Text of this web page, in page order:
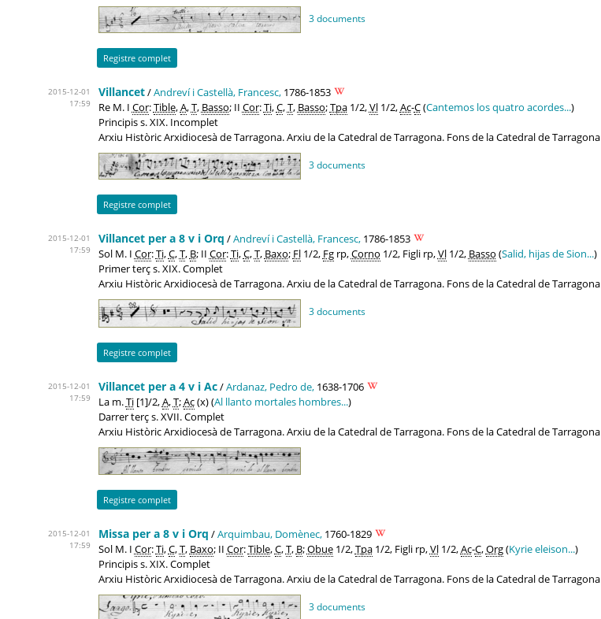
3 documents
Registre complet
2015-12-01
17:59
Villancet/Andreví i Castellà, Francesc,1786-1853
Re M. I Cor:Tible,A,T, Basso; II Cor:Ti,C,T, Basso;Tpa1/2,Vl1/2,Ac-C(Cantemos los quatro acordes...)
Principis s. XIX. Incomplet
Arxiu Històric Arxidiocesà de Tarragona. Arxiu de la Catedral de Tarragona. Fons de la Catedral de Tarragona
3 documents
Registre complet
2015-12-01
17:59
Villancet per a 8 v i Orq /Andreví i Castellà, Francesc,1786-1853
Sol M. I Cor:Ti,C,T, B; II Cor:Ti,C,T, Baxo; Fl1/2, Fgrp,Corno 1/2, Figli rp,Vl1/2, Basso (Salid, hijas de Sion...)
Primer terç s. XIX. Complet
Arxiu Històric Arxidiocesà de Tarragona. Arxiu de la Catedral de Tarragona. Fons de la Catedral de Tarragona
3 documents
Registre complet
2015-12-01
17:59
Villancet per a 4 v i Ac/Ardanaz, Pedro de,1638-1706
La m.Ti[1]/2,A,T;Ac(x) (Al llanto mortales hombres...)
Darrer terç s. XVII. Complet
Arxiu Històric Arxidiocesà de Tarragona. Arxiu de la Catedral de Tarragona. Fons de la Catedral de Tarragona
Registre complet
2015-12-01
17:59
Missa per a 8 v i Orq /Arquimbau, Domènec,1760-1829
Sol M. I Cor:Ti,C,T, Baxo; II Cor:Tible,C,T, B;Obue1/2,Tpa1/2, Figli rp,Vl1/2,Ac-C,Org(Kyrie eleison...)
Principis s. XIX. Complet
Arxiu Històric Arxidiocesà de Tarragona. Arxiu de la Catedral de Tarragona. Fons de la Catedral de Tarragona
3 documents